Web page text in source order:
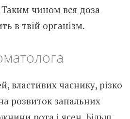
чином вся доза
в твій організм.
властивих часнику, різко
розвиток запальних